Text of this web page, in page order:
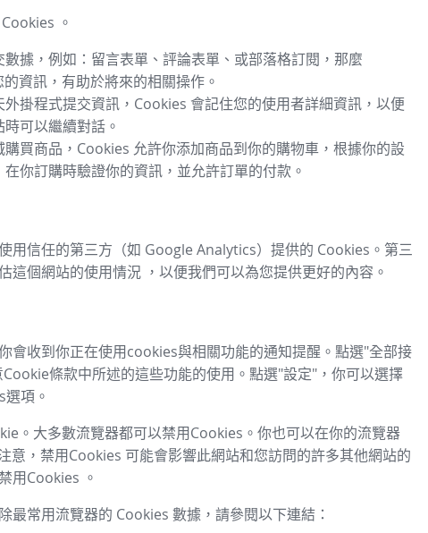
。
據，例如：留言表單、評論表單、或部落格訂閱，那麼
資訊，有助於將來的相關操作。
掛程式提交資訊，Cookies 會記住您的使用者詳細資訊，以便
可以繼續對話。
買商品，Cookies 允許你添加商品到你的購物車，根據你的設
你訂購時驗證你的資訊，並允許訂單的付款。
用信任的第三方（如 Google Analytics）提供的 Cookies。第三
這個網站的使用情況 ，以便我們可以為您提供更好的內容。
會收到你正在使用cookies與相關功能的通知提醒。點選"全部接
條款中所述的這些功能的使用。點選"設定"，你可以選擇
項。
。大多數流覽器都可以禁用Cookies。你也可以在你的流覽器
意，禁用Cookies 可能會影響此網站和您訪問的許多其他網站的
用Cookies 。
最常用流覽器的 Cookies 數據，請參閱以下連結：